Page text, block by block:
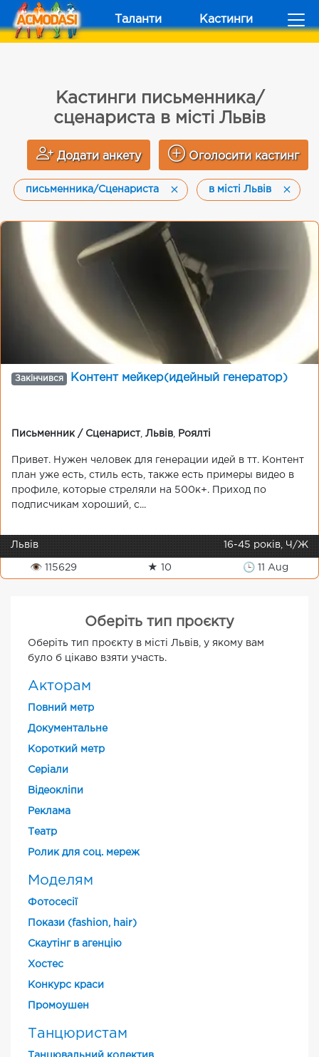
Таланти Кастинги
Кастинги письменника/
сценариста в місті Львів
Додати анкету Оголосити кастинг
письменника/Сценариста в місті Львів
Закінчився Контент мейкер(идейный генератор)
Письменник / Сценарист, Львів Роялті
Привет. Нужен человек для генерации идей в тт. Контент
план уже есть, стиль есть, также есть примеры видео в
профиле, которые стреляли на 500к+. Приход по
подписчикам хороший, с...
Львів 16-45 років, Ч/Ж
👁 115629 ★ 10 🕒 11 Aug
Оберіть тип проєкту
Оберіть тип проєкту в місті Львів, у якому вам
було б цікаво взяти участь.
Акторам
Повний метр
Документальне
Короткий метр
Cеріали
Відеокліпи
Реклама
Театр
Ролик для соц. мереж
Моделям
Фотосесії
Покази (fashion, hair)
Скаутінг в агенцію
Хостес
Конкурс краси
Промоушен
Танцюристам